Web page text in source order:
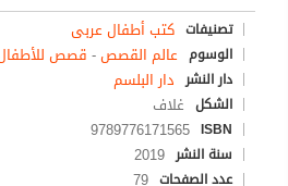
تصنيفات كتب أطفال عربى
الوسوم عالم القصص- قصص
دار النشر دار البلسم
الشكل غلاف
ISBN
9789776171565
سنة النشر 2019
عدد الصفحات 79